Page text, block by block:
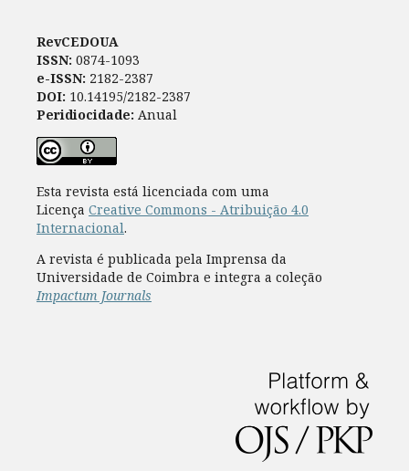
RevCEDOUA
ISSN: 0874-1093
e-ISSN: 2182-2387
DOI: 10.14195/2182-2387
Peridiocidade: Anual
Esta revista está licenciada com uma
Licença Creative Commons - Atribuição 4.0
Internacional.
A revista é publicada pela Imprensa da
Universidade de Coimbra e integra a coleção
Impactum Journals